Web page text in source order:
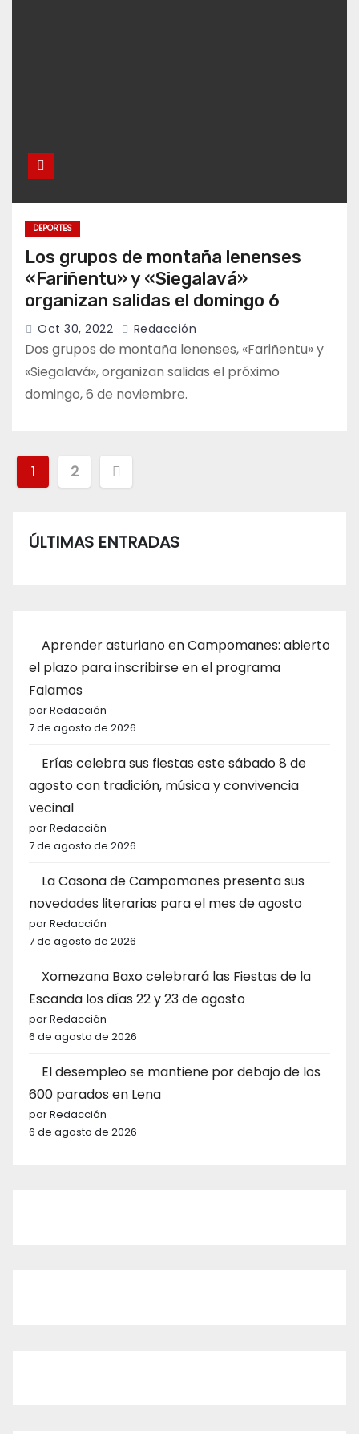
DEPORTES
Los grupos de montaña lenenses
«Fariñentu» y «Siegalavá»
organizan salidas el domingo 6
Oct 30, 2022 Redacción
Dos grupos de montaña lenenses, «Fariñentu» y
«Siegalavá», organizan salidas el próximo
domingo, 6 de noviembre.
Paginación
entradas
1 2
ÚLTIMAS ENTRADAS
Aprender asturiano en Campomanes: abierto
el plazo para inscribirse en el programa
Falamos
por Redacción
7 de agosto de 2026
Erías celebra sus fiestas este sábado 8 de
agosto con tradición, música y convivencia
vecinal
por Redacción
7 de agosto de 2026
La Casona de Campomanes presenta sus
novedades literarias para el mes de agosto
por Redacción
7 de agosto de 2026
Xomezana Baxo celebrará las Fiestas de la
Escanda los días 22 y 23 de agosto
por Redacción
6 de agosto de 2026
El desempleo se mantiene por debajo de los
600 parados en Lena
por Redacción
6 de agosto de 2026